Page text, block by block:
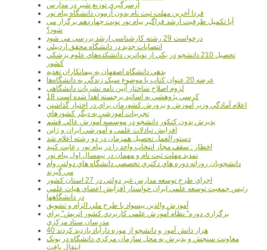
ازسرگيري توزيع شير در مدارس
فردا آخرین مهلت ثبت نام بدون آزمون دانشگاه پیام نور
آیا تکمیل ظرفیت ارشد فراگیر پیام نور نوبت چهاردهم برگزار می
شود؟
درخواست 29 رشته کارشناسي ارشد بررسي مي شود
انتصابات جديد در دانشگاه محقق اردبيلي
تحصيل 210 دانشجو در يکي از نوپاترين دانشکده‌هاي علوم پزشکي
کشور
بدهي دانشگاه اصفهان به پيمانکاران تغذيه
عرضه 20 عنوان کتاب با موضوع سبک زندگي به دانشگاه‌ها
لزوم اصلاح ساختار آيين نامه نشريات دانشگاهي
18 کرسي پژوهشي به اساتيد برجسته اهدا شده است
اعلام آمادگي وزير آموزش و پرورش کشورمان براي در اختيار گذاشتن
تجربيات آموزشي به ديگر کشورهاي
پذيرش بدون کنکور دانشجو در موسسه آموزش عالي قشم
افزايش تبادلات علمي و آموزشي ايران و ژاپن
دستورالعمل تحصیل همزمان در دو رشته اعلام شد
اخطار : سقف مجاز انتخاب واحد را در پیام نور رعایت کنید
تمدید مهلت ثبت نام و مهمان در نیمسال اول پیام نور
دانشجويان روزانه دوره هاي دكتري تخصصي دانشگاه هاي دولتي وام
مي گيرند
اجراي طرح توسعه مدارس غير دولتي در 27 استان کشور
رئيس جمعيت توسعه علمي ايران خواستار افزايش اعضاي هيات علمي
در دانشگاهها
آموزش والدين بيسواد با طرح ملي الزام و تشويق
برگزاري دوره" نظام آموزش علمي كاربردي كشور اتريش" براي
مدرسان ستاد مرکزي
40 هزار دانش آموز و دانشجو از موزه دارآباد بازديد کردند
معاونت سنجش و پذيرش به محل سازمان مرکزي دانشگاه در پونک
انتقال يافت